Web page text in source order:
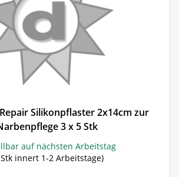
Silikonpflaster 2x14cm zur
3 x 5 Stk
auf nächsten Arbeitstag
innert 1-2 Arbeitstage)